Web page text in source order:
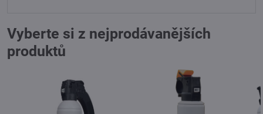
Vyberte si z nejprodávanějších
produktů